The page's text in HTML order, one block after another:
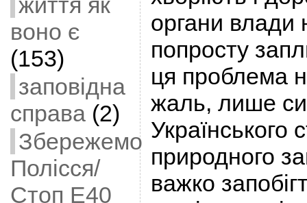
воно є
(153)
заповідна
справа(2)
Збережемо
Полісся/
Стоп Е40
органи влади
попросту
ця проблема
жаль, лише
Українського
природного
важко